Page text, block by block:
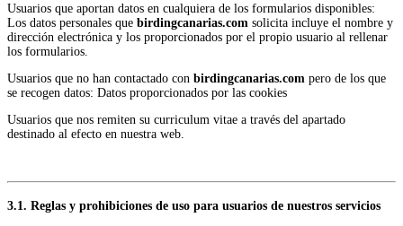
Usuarios que aportan datos en cualquiera de los formularios disponibles:
Los datos personales que birdingcanarias.com solicita incluye el nombre y
dirección electrónica y los proporcionados por el propio usuario al rellenar
los formularios.
Usuarios que no han contactado con birdingcanarias.com pero de los que
se recogen datos: Datos proporcionados por las cookies
Usuarios que nos remiten su curriculum vitae a través del apartado
destinado al efecto en nuestra web.
3.1. Reglas y prohibiciones de uso para usuarios de nuestros servicios